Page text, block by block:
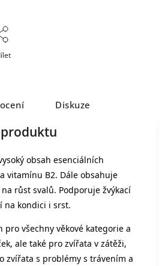
Diskuze
obsah esenciálních
vitamínu B2. Dále obsahuje
růst svalů. Podporuje žvýkací
na kondici i srst.
pro všechny věkové kategorie a
ale také pro zvířata v zátěži,
zvířata s problémy s trávením a